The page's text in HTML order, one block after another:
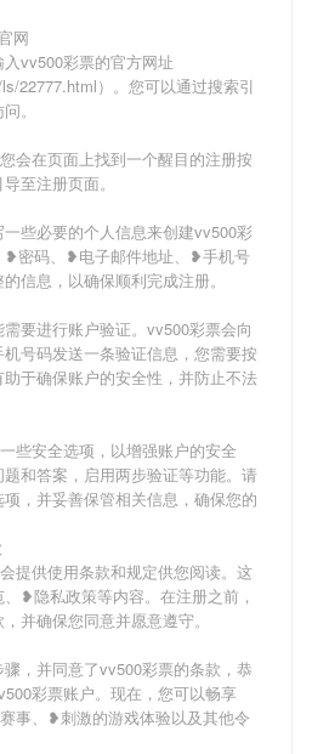
网
vv500彩票的官方网址
22777.html）。您可以通过搜索引
。
会在页面上找到一个醒目的注册按
至注册页面。
些必要的个人信息来创建vv500彩
❥密码、❥电子邮件地址、❥手机号
信息，以确保顺利完成注册。
要进行账户验证。vv500彩票会向
号码发送一条验证信息，您需要按
于确保账户的安全性，并防止不法
些安全选项，以增强账户的安全
和答案，启用两步验证等功能。请
，并妥善保管相关信息，确保您的
提供使用条款和规定供您阅读。这
❥隐私政策等内容。在注册之前，
并确保您同意并愿意遵守。
，并同意了vv500彩票的条款，恭
彩票账户。现在，您可以畅享
事、❥刺激的游戏体验以及其他令